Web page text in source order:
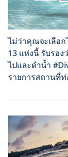
ไม่ว่าคุณจะเลือ
13 แห่งนี้ รับรอ
ไปและดำน้ำ
รายการสถานที่